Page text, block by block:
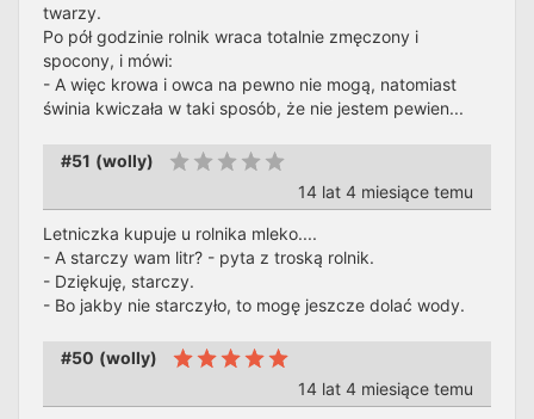
twarzy.
Po pół godzinie rolnik wraca totalnie zmęczony i
spocony, i mówi:
- A więc krowa i owca na pewno nie mogą, natomiast
świnia kwiczała w taki sposób, że nie jestem pewien...
#51 (wolly)
14 lat 4 miesiące temu
Letniczka kupuje u rolnika mleko....
- A starczy wam litr? - pyta z troską rolnik.
- Dziękuję, starczy.
- Bo jakby nie starczyło, to mogę jeszcze dolać wody.
#50 (wolly)
14 lat 4 miesiące temu